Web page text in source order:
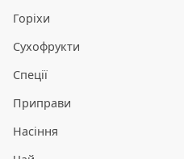
Горіхи
Сухофрукти
Спеції
Приправи
Насіння